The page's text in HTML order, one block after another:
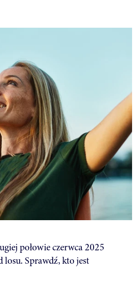
połowie czerwca 2025
losu. Sprawdź, kto jest